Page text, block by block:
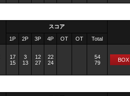
スコア
1P 2P 3P 4P OT OT Total
17
15
3
13
12
27
22
24
54
79
BOX